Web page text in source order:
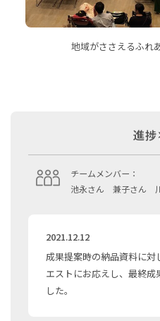
地域がささえるふれ
進
チームメンバー：
池永さん 兼子さん
2021.12.12
成果提案時の納品資料に
エストにお応えし、最終
した。